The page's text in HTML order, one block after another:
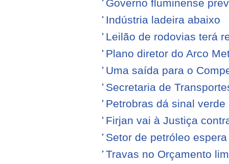
Governo fluminense
Indústria ladeira abaixo
Leilão de rodovias terá
Plano diretor do Arco
Uma saída para o
Secretaria de
Petrobras dá sinal
Firjan vai à Justiça
Setor de petróleo
Travas no Orçamento